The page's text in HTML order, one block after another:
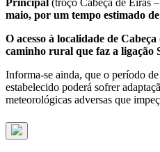
Principal (troço Cabeça de Eiras
maio, por um tempo estimado de
O acesso à localidade de
caminho rural que faz a ligação
Informa-se ainda, que o período
estabelecido poderá sofrer
meteorológicas adversas que